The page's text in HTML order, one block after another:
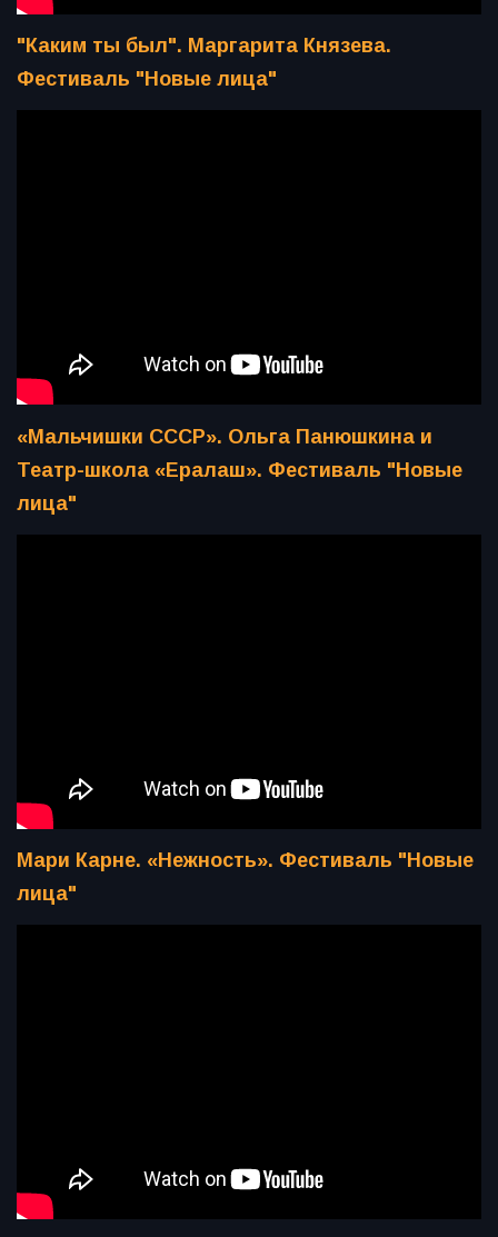
"Каким ты был". Маргарита Князева.
Фестиваль "Новые лица"
«Мальчишки СССР». Ольга Панюшкина и
Театр-школа «Ералаш». Фестиваль "Новые
лица"
Мари Карне. «Нежность». Фестиваль "Новые
лица"